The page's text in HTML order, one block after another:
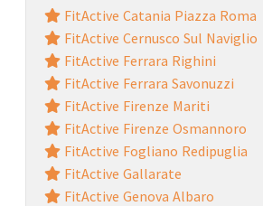
FitActive Catania Piazza Roma
FitActive Cernusco Sul Naviglio
FitActive Ferrara Righini
FitActive Ferrara Savonuzzi
FitActive Firenze Mariti
FitActive Firenze Osmannoro
FitActive Fogliano Redipuglia
FitActive Gallarate
FitActive Genova Albaro